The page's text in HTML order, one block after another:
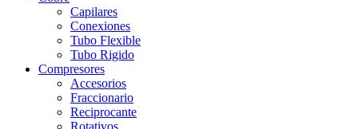
Capilares
Conexiones
Tubo Flexible
Tubo Rigido
Compresores
Accesorios
Fraccionario
Reciprocante
Rotativos